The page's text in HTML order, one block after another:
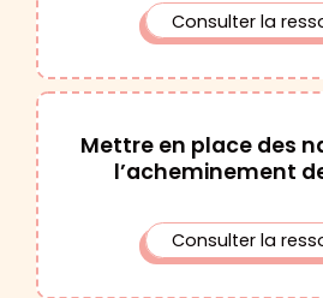
Consulter la
Mettre en place des
l’acheminement
Consulter la